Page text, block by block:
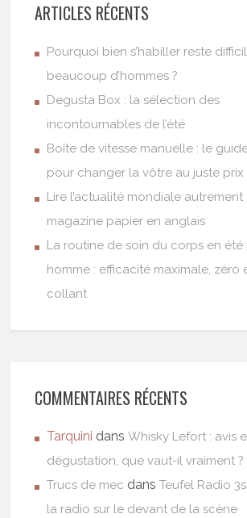
ARTICLES RÉCENTS
Pourquoi bien s’habiller reste
beaucoup d’hommes ?
Degusta Box : la sélection des
incontournables de l’été
Boîte de vitesse manuelle : le
pour changer la vôtre au juste prix
Lire l’actualité mondiale
magazine papier en anglais
La routine de soin du corps en été
homme : efficacité maximale, zéro
collant
COMMENTAIRES RÉCENTS
Tarquini dansWhisky Lefort : avis
dégustation, que vaut-il vraiment ?
Trucs de mec dansTeufel Radio
la radio sur le devant de la scène